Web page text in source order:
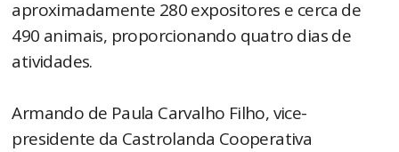
aproximadamente 280 expositores e cerca de
490 animais, proporcionando quatro dias de
atividades.
Armando de Paula Carvalho Filho, vice-
presidente da Castrolanda Cooperativa